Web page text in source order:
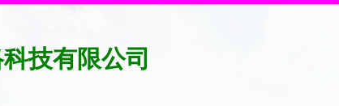
技有限公司